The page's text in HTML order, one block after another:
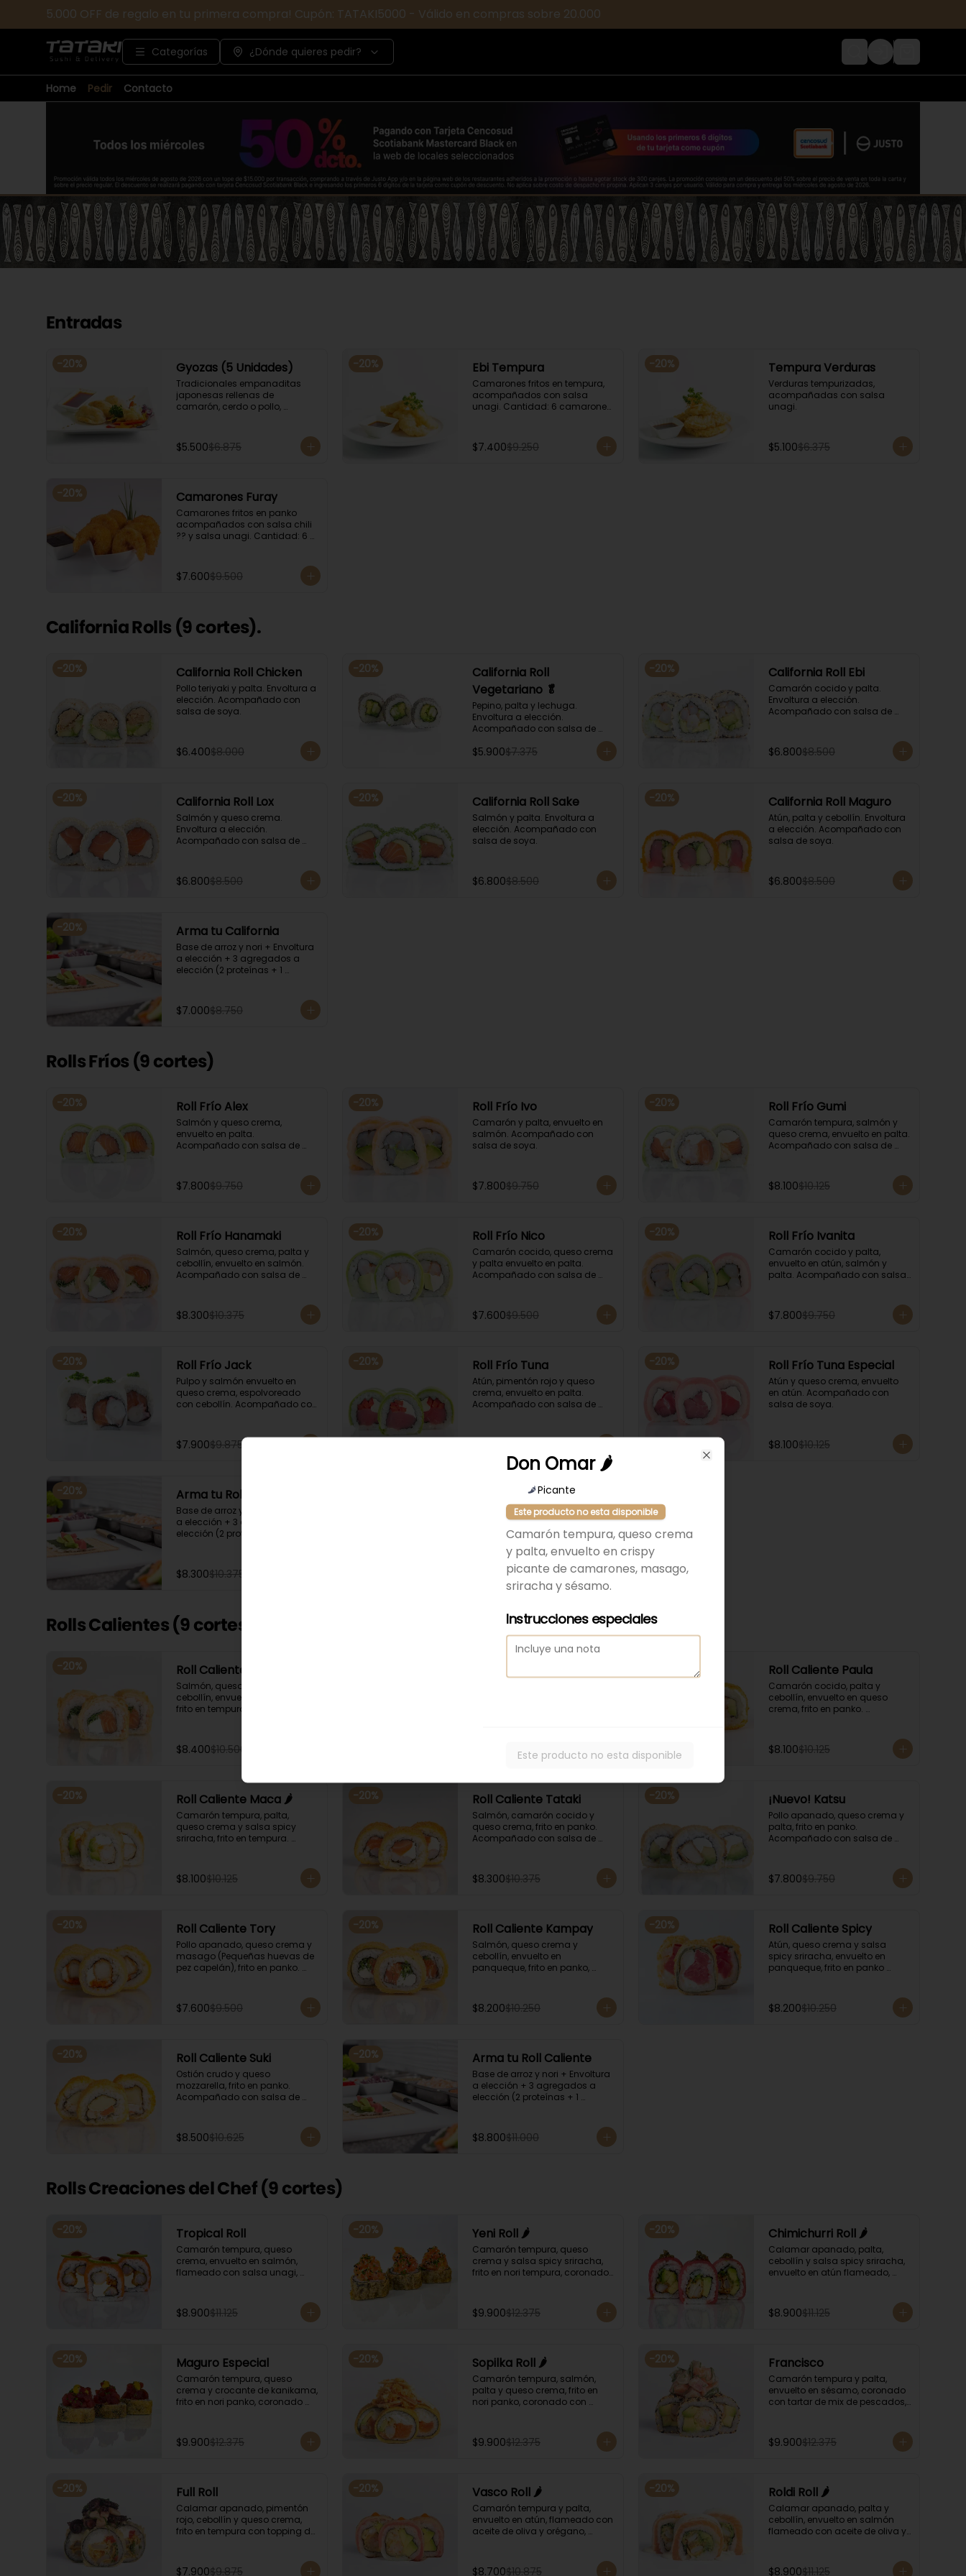
5.000 OFF de regalo en tu primera compra! Cupón: TATAKI5000 - Válido en compras sobre 20.000
Categorías ¿Dónde quieres pedir? Login
Home Pedir Contacto
Entradas
-20% Gyozas (5 Unidades)
Tradicionales empanaditas
japonesas rellenas de
camarón, cerdo o pollo,
$5.500$6.875
-20% Ebi Tempura
Camarones fritos en tempura,
acompañados con salsa
unagi. Cantidad: 6 camarones
$7.400$9.250
-20% Tempura Verduras
Verduras tempurizadas,
acompañadas con salsa
unagi.
$5.100$6.375
-20% Camarones Furay
Camarones fritos en panko
acompañados con salsa chili
?? y salsa unagi. Cantidad: 6
$7.600$9.500
California Rolls (9 cortes).
-20% California Roll Chicken
Pollo teriyaki y palta. Envoltura a
elección. Acompañado con
salsa de soya.
$6.400$8.000
-20%
California Roll
Vegetariano 🥬
Pepino, palta y lechuga.
Envoltura a elección.
Acompañado con salsa de
$5.900$7.375
-20% California Roll Ebi
Camarón cocido y palta.
Envoltura a elección.
Acompañado con salsa de
$6.800$8.500
-20% California Roll Lox
Salmón y queso crema.
Envoltura a elección.
Acompañado con salsa de
$6.800$8.500
-20% California Roll Sake
Salmón y palta. Envoltura a
elección. Acompañado con
salsa de soya.
$6.800$8.500
-20% California Roll Maguro
Atún, palta y cebollín. Envoltura
a elección. Acompañado con
salsa de soya.
$6.800$8.500
-20% Arma tu California
Base de arroz y nori + Envoltura
a elección + 3 agregados a
elección (2 proteínas + 1
$7.000$8.750
Rolls Fríos (9 cortes)
-20% Roll Frío Alex
Salmón y queso crema,
envuelto en palta.
Acompañado con salsa de
$7.800$9.750
-20% Roll Frío Ivo
Camarón y palta, envuelto en
salmón. Acompañado con
salsa de soya.
$7.800$9.750
-20% Roll Frío Gumi
Camarón tempura, salmón y
queso crema, envuelto en palta.
Acompañado con salsa de
$8.100$10.125
-20% Roll Frío Hanamaki
Salmón, queso crema, palta y
cebollín, envuelto en salmón.
Acompañado con salsa de
$8.300$10.375
-20% Roll Frío Nico
Camarón cocido, queso crema
y palta envuelto en palta.
Acompañado con salsa de
$7.600$9.500
-20% Roll Frío Ivanita
Camarón cocido y palta,
envuelto en atún, salmón y
palta. Acompañado con salsa
$7.800$9.750
-20% Roll Frío Jack
Pulpo y salmón envuelto en
queso crema, espolvoreado
con cebollín. Acompañado con
$7.900$9.875
-20% Roll Frío Tuna
Atún, pimentón rojo y queso
crema, envuelto en palta.
Acompañado con salsa de
-20% Roll Frío Tuna Especial
Atún y queso crema, envuelto
en atún. Acompañado con
salsa de soya.
$8.100$10.125
-20% Arma tu Roll Frío
Base de arroz y nori + Envoltura
a elección + 3 agregados a
elección (2 proteínas + 1
$8.300$10.375
Rolls Calientes (9 cortes)
-20% Roll Caliente Bryan
Salmón, queso crema y
cebollín, envuelto en salmón,
frito en tempura. Acompañado
$8.400$10.500 $10.750
Roll Caliente Paula
Camarón cocido, palta y
cebollín, envuelto en queso
crema, frito en panko.
$8.100$10.125
-20% Roll Caliente Maca 🌶️
Camarón tempura, palta,
queso crema y salsa spicy
sriracha, frito en tempura.
$8.100$10.125
-20% Roll Caliente Tataki
Salmón, camarón cocido y
queso crema, frito en panko.
Acompañado con salsa de
$8.300$10.375
-20% ¡Nuevo! Katsu
Pollo apanado, queso crema y
palta, frito en panko.
Acompañado con salsa de
$7.800$9.750
-20% Roll Caliente Tory
Pollo apanado, queso crema y
masago (Pequeñas huevas de
pez capelán), frito en panko.
$7.600$9.500
-20% Roll Caliente Kampay
Salmón, queso crema y
cebollín, envuelto en
panqueque, frito en panko,
salsa de soya y unagi.
$8.200$10.250
-20% Roll Caliente Spicy
Atún, queso crema y salsa
spicy sriracha, envuelto en
panqueque, frito en panko
salsa de soya y unagi.
$8.200$10.250
-20% Roll Caliente Suki
Ostión crudo y queso
mozzarella, frito en panko.
Acompañado con salsa de
$8.500$10.625
-20% Arma tu Roll Caliente
Base de arroz y nori + Envoltura
a elección + 3 agregados a
elección (2 proteínas + 1
$8.800$11.000
Rolls Creaciones del Chef (9 cortes)
-20% Tropical Roll
Camarón tempura, queso
crema, envuelto en salmón,
flameado con salsa unagi,
$8.900$11.125
-20% Yeni Roll 🌶️
Camarón tempura, queso
crema y salsa spicy sriracha,
frito en nori tempura, coronado
unagui.
$9.900$12.375
-20% Chimichurri Roll 🌶️
Calamar apanado, palta,
cebollín y salsa spicy sriracha,
envuelto en atún flameado,
$8.900$11.125
-20% Maguro Especial
Camarón tempura, queso
crema y crocante de kanikama,
frito en nori panko, coronado
amarillo y unagi.
$9.900$12.375
-20% Sopilka Roll 🌶️
Camarón tempura, salmón,
palta y queso crema, frito en
nori panko, coronado con
$9.900$12.375
-20% Francisco
Camarón tempura y palta,
envuelto en sésamo, coronado
con tartar de mix de pescados,
$9.900$12.375
-20% Full Roll
Calamar apanado, pimentón
rojo, cebollín y queso crema,
frito en tempura con topping de
$7.900$9.875
-20% Vasco Roll 🌶️
Camarón tempura y palta,
envuelto en atún, flameado con
aceite de oliva y orégano,
$8.700$10.875
-20% Roldi Roll 🌶️
Calamar apanado, palta y
cebollín, envuelto en salmón
flameado con aceite de oliva y
$8.900$11.125
Don Omar 🌶
Picante
Este producto no esta disponible
Camarón tempura, queso crema
y palta, envuelto en crispy
picante de camarones, masago,
sriracha y sésamo.
Instrucciones especiales
Este producto no esta disponible